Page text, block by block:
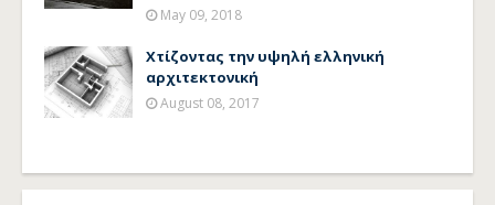
May 09, 2018
Χτίζοντας την υψηλή ελληνική
αρχιτεκτονική
August 08, 2017